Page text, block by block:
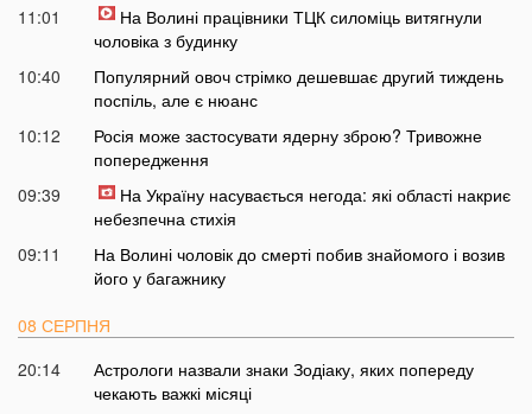
11:01
На Волині працівники ТЦК силоміць витягнули
чоловіка з будинку
10:40
Популярний овоч стрімко дешевшає другий тиждень
поспіль, але є нюанс
10:12
Росія може застосувати ядерну зброю? Тривожне
попередження
09:39
На Україну насувається негода: які області накриє
небезпечна стихія
09:11
На Волині чоловік до смерті побив знайомого і возив
його у багажнику
08 СЕРПНЯ
20:14
Астрологи назвали знаки Зодіаку, яких попереду
чекають важкі місяці